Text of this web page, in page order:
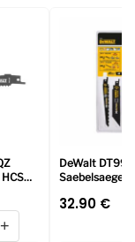
+
DeWalt
32.90 €